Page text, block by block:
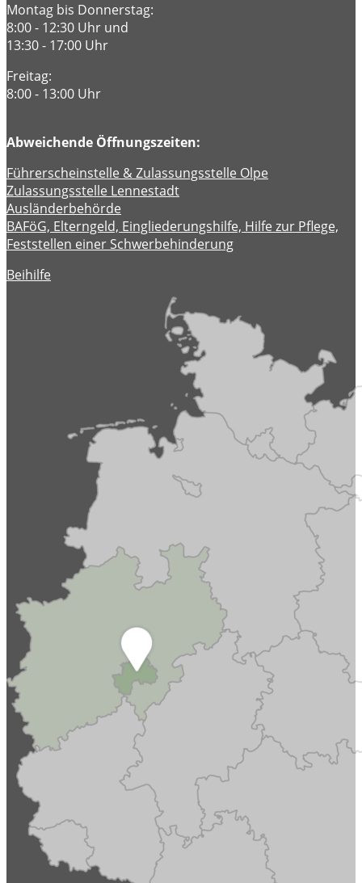
Montag bis Donnerstag:
8:00 - 12:30 Uhr und
13:30 - 17:00 Uhr
Freitag:
8:00 - 13:00 Uhr
Abweichende Öffnungszeiten:
Führerscheinstelle & Zulassungsstelle Olpe
Zulassungsstelle Lennestadt
Ausländerbehörde
BAFöG, Elterngeld, Eingliederungshilfe, Hilfe zur Pflege,
Feststellen einer Schwerbehinderung
Beihilfe